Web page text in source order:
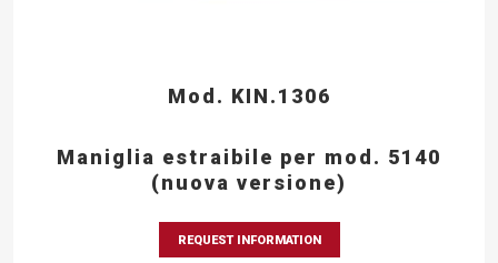
Mod. KIN.1306
Maniglia estraibile per mod. 5140
(nuova versione)
REQUEST INFORMATION